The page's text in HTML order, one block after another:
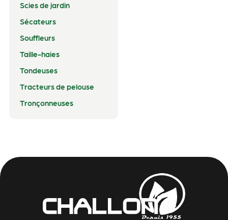
Scies de jardin
Sécateurs
Souffleurs
Taille-haies
Tondeuses
Tracteurs de pelouse
Tronçonneuses